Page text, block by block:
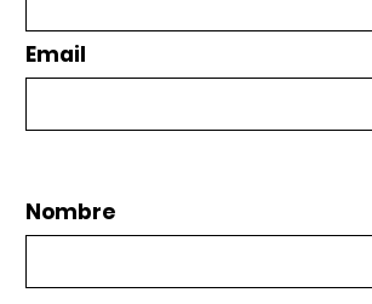
Email
Nombre